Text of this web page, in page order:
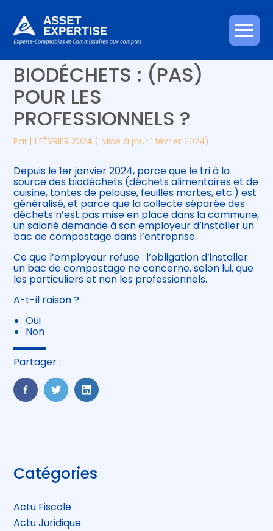
Aller
au
Créer et reprendre une activité
Gérer votre quotidien
Piloter votre entreprise
Développer votre entreprise
Être prêt pour la facturation
électronique
Piloter votre gestion
Suivre votre comptabilité
Gérer vos ressources humaines
TRI À LA SOURCE DES
BIODÉCHETS : (PAS)
POUR LES
PROFESSIONNELS ?
Par |1 FÉVRIER 2024 ( Mise à jour 1 février 2024)
Depuis le 1er janvier 2024, parce que le tri à la
source des biodéchets (déchets alimentaires et de
cuisine, tontes de pelouse, feuilles mortes, etc.) est
généralisé, et parce que la collecte séparée des
déchets n’est pas mise en place dans la commune,
un salarié demande à son employeur d’installer un
bac de compostage dans l’entreprise.
Ce que l’employeur refuse : l’obligation d’installer
un bac de compostage ne concerne, selon lui, que
les particuliers et non les professionnels.
A-t-il raison ?
Oui
Non
Partager :
FaceBook
TwitterLinkedIn
Blog
sidebar
Catégories
Actu Fiscale
Actu Juridique